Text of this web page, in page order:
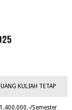
UANG KULIAH TETAP
1.400.000,-/Semester